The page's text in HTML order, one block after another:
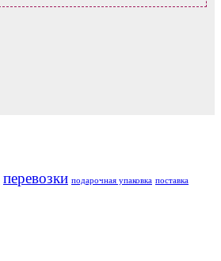
перевозки подарочная упаковка поставка